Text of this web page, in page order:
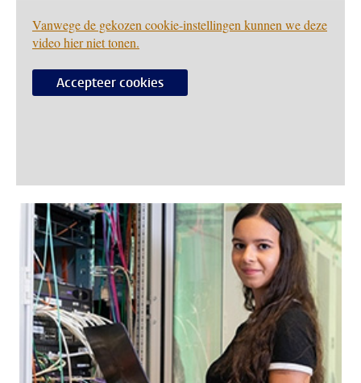
Vanwege de gekozen cookie-instellingen kunnen we deze
video hier niet tonen.
Accepteer cookies